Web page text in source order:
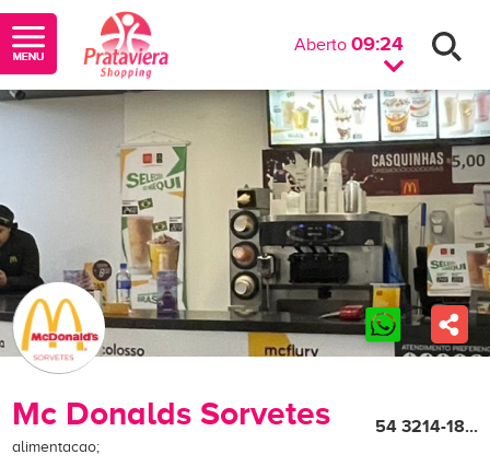
Aberto 09:24
Mc Donalds Sorvetes
alimentacao;
54 3214-18...